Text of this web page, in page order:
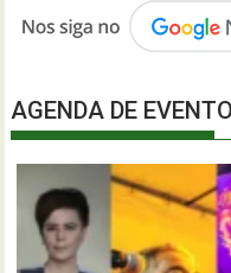
AGENDA DE